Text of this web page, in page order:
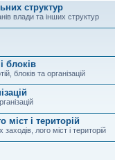
структур
влади та інших структур
блоків
блоків та організацій
міст і територій
лого міст і територій